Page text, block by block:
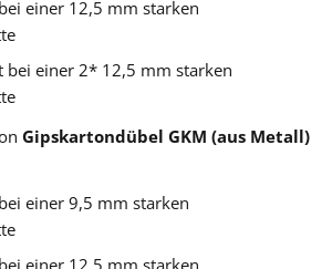
einer 12,5 mm starken
bei einer 2* 12,5 mm starken
Gipskartondübel GKM (aus Metall)
einer 9,5 mm starken
einer 12,5 mm starken